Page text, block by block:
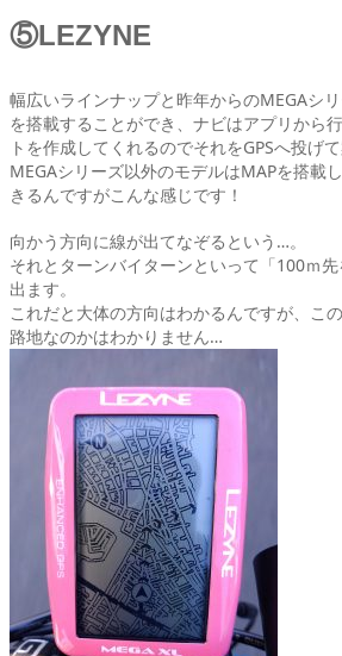
⑤LEZYNE
幅広いラインナップと昨年からのMEGAシ
を搭載することができ、ナビはアプリから
トを作成してくれるのでそれをGPSへ投げ
MEGAシリーズ以外のモデルはMAPを搭載
きるんですがこんな感じです！
向かう方向に線が出てなぞるという…。
それとターンバイターンといって「100ｍ
出ます。
これだと大体の方向はわかるんですが、こ
路地なのかはわかりません…